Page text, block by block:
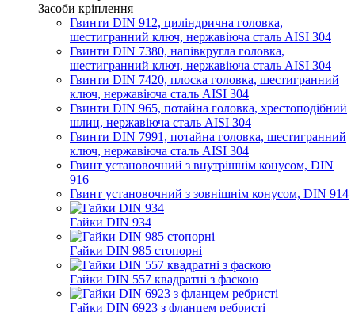
Засоби кріплення
Гвинти DIN 912, циліндрична головка,
шестигранний ключ, нержавіюча сталь AISI 304
Гвинти DIN 7380, напівкругла головка,
шестигранний ключ, нержавіюча сталь AISI 304
Гвинти DIN 7420, плоска головка, шестигранний
ключ, нержавіюча сталь AISI 304
Гвинти DIN 965, потайна головка, хрестоподібний
шлиц, нержавіюча сталь AISI 304
Гвинти DIN 7991, потайна головка, шестигранний
ключ, нержавіюча сталь AISI 304
Гвинт установочний з внутрішнім конусом, DIN
916
Гвинт установочний з зовнішнім конусом, DIN 914
Гайки DIN 934
Гайки DIN 985 стопорні
Гайки DIN 557 квадратні з фаскою
Гайки DIN 6923 з фланцем ребристі